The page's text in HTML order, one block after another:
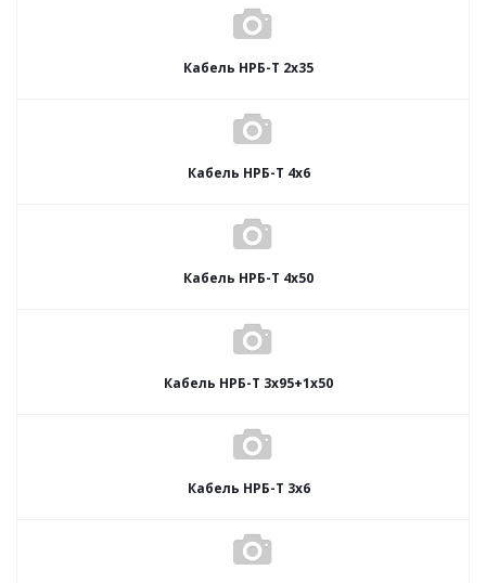
Кабель НРБ-Т 2х35
Кабель НРБ-Т 4х6
Кабель НРБ-Т 4х50
Кабель НРБ-Т 3х95+1х50
Кабель НРБ-Т 3х6